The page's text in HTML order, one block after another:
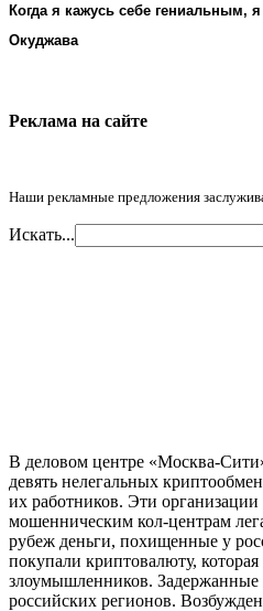
Когда я кажусь себе гениальным,
Окуджава
Реклама на cайте
Наши рекламные предложения
Искать...
В деловом центре «Москва-
девять нелегальных
их работников. Эти
мошенническим кол-центрам
рубеж деньги, похищенные у
покупали криптовалюту, которая
злоумышленников.
российских регионов.